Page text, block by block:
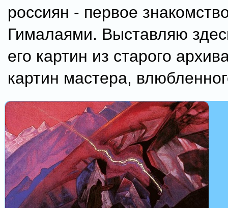
россиян - первое
Гималаями. Выставляю
его картин из старого
картин мастера,